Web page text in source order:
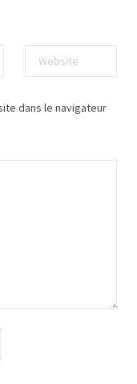
dans le navigateur